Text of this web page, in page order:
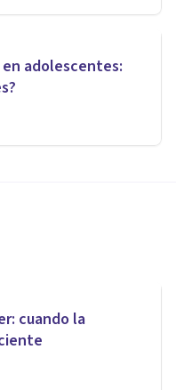
adolescentes:
cuando la